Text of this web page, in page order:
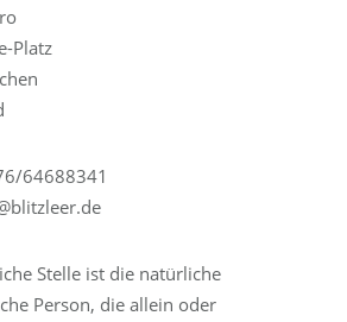
Platz
64688341
Stelle ist die natürliche
Person, die allein oder